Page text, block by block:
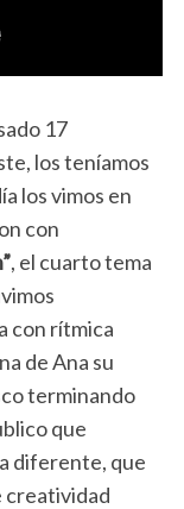
17
los teníamos
los vimos en
con
, el cuarto tema
con rítmica
de Ana su
terminando
que
diferente, que
creatividad